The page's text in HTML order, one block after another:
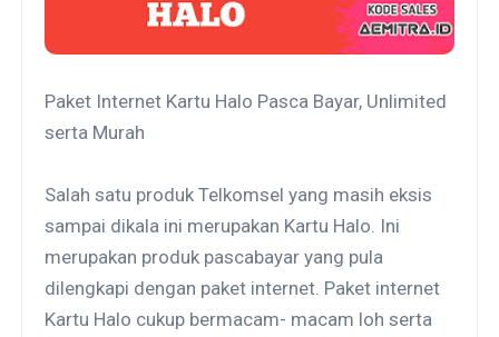
Paket Internet Kartu Halo Pasca Bayar, Unlimited
serta Murah
Salah satu produk Telkomsel yang masih eksis
sampai dikala ini merupakan Kartu Halo. Ini
merupakan produk pascabayar yang pula
dilengkapi dengan paket internet. Paket internet
Kartu Halo cukup bermacam- macam loh serta